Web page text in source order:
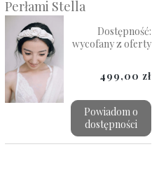
Perłami Stella
Dostępność:
wycofany z oferty
499,00 zł
Powiadom o
dostępności